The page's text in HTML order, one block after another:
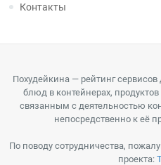
Контакты
Похудейкина — рейтинг
блюд в контейнерах,
связанным с деятельностью
непосредственно к её
По поводу сотрудничества,
проекта: